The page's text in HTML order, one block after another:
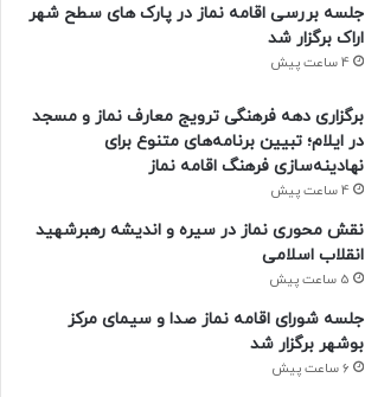
جلسه بررسی اقامه نماز در پارک های سطح شهر
اراک برگزار شد
4 ساعت پیش
برگزاری دهه فرهنگی ترویج معارف نماز و مسجد
در ایلام؛ تبیین برنامه‌های متنوع برای
نهادینه‌سازی فرهنگ اقامه نماز
4 ساعت پیش
نقش محوری نماز در سیره و اندیشه رهبرشهید
انقلاب اسلامی
5 ساعت پیش
جلسه شورای اقامه نماز صدا و سیمای مرکز
بوشهر برگزار شد
6 ساعت پیش